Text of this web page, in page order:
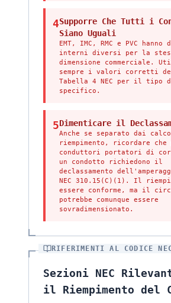
4Supporre Che Tutti i
Siano Uguali
EMT, IMC, RMC e PVC hanno
interni diversi per la
dimensione commerciale.
sempre i valori corretti
Tabella 4 NEC per il tipo
specifico.
5Dimenticare il
Anche se separato dai
riempimento, ricordare
conduttori portatori di
un condotto richiedono il
declassamento
NEC 310.15(C)(1). Il
essere conforme, ma il
potrebbe comunque essere
sovradimensionato.
RIFERIMENTI AL CODICE
Sezioni NEC
il Riempimento del